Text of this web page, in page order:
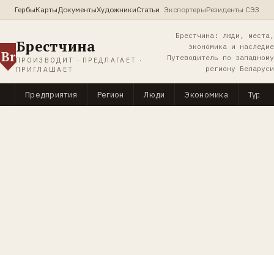
ГербыКартыДокументыХудожникиСтатьи ЭкспортерыРезиденты СЭЗ
Br
Брестчина
ПРОИЗВОДИТ · ПРЕДЛАГАЕТ ·
ПРИГЛАШАЕТ
Брестчина: люди, места,
экономика и наследие
Путеводитель по западному
региону Беларуси
Предприятия Регион Люди Экономика